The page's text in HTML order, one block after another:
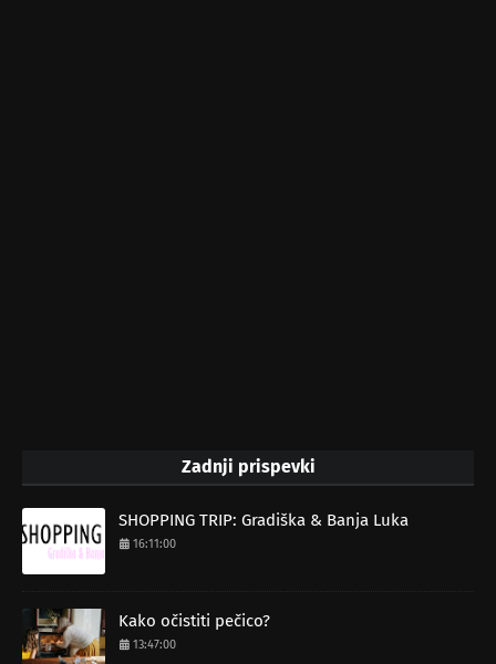
Zadnji prispevki
SHOPPING TRIP: Gradiška & Banja Luka
16:11:00
Kako očistiti pečico?
13:47:00